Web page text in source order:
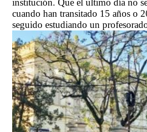
institución. Que el ultimo día no
cuando han transitado 15 años o
seguido estudiando un